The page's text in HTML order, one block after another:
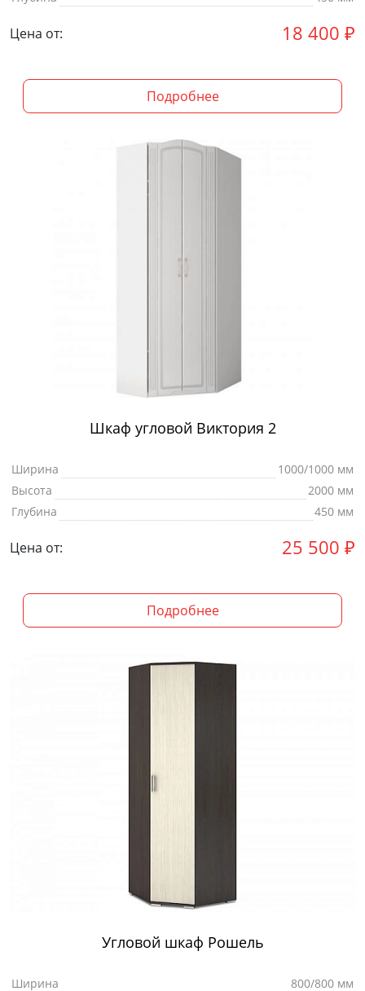
Цена от: 18 400 ₽
Подробнее
Шкаф угловой Виктория 2
Ширина
1000/1000 мм
Высота
2000 мм
Глубина
450 мм
Цена от: 25 500 ₽
Подробнее
Угловой шкаф Рошель
Ширина
800/800 мм